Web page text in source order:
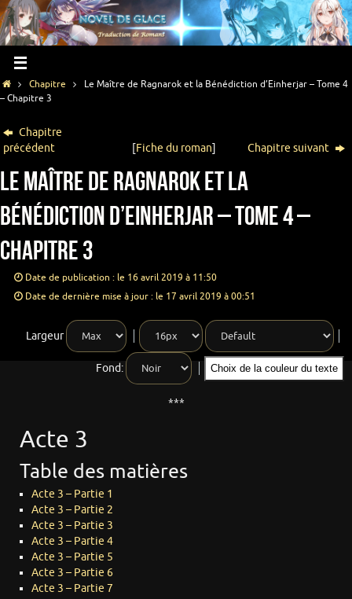
Chapitre
Le Maître de Ragnarok et la Bénédiction d’Einherjar – Tome 4
– Chapitre 3
Chapitre
précédent
[Fiche du roman] Chapitre suivant
Le Maître de Ragnarok et la
Bénédiction d’Einherjar – Tome 4 –
Chapitre 3
Date de publication : le 16 avril 2019 à 11:50
Date de dernière mise à jour : le 17 avril 2019 à 00:51
Largeur
Fond: Choix de la couleur du texte
***
Acte 3
Table des matières
Acte 3 – Partie 1
Acte 3 – Partie 2
Acte 3 – Partie 3
Acte 3 – Partie 4
Acte 3 – Partie 5
Acte 3 – Partie 6
Acte 3 – Partie 7